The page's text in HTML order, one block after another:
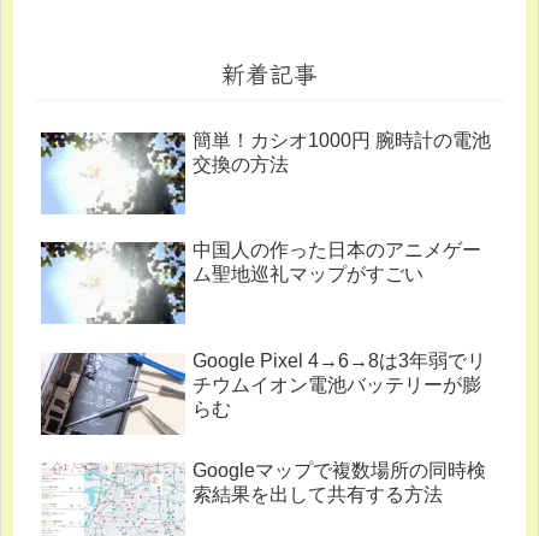
新着記事
簡単！カシオ1000円 腕時計の電池
交換の方法
中国人の作った日本のアニメゲー
ム聖地巡礼マップがすごい
Google Pixel 4→6→8は3年弱でリ
チウムイオン電池バッテリーが膨
らむ
Googleマップで複数場所の同時検
索結果を出して共有する方法